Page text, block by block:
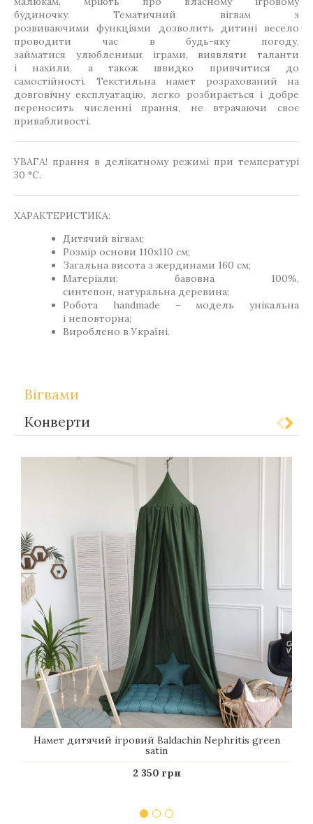
будиночку. Тематичний вігвам з
розвиваючими функціями дозволить дитині весело
проводити час в будь-яку погоду,
займатися улюбленими іграми, виявляти таланти
і нахили, а також швидко привчитися до
самостійності. Текстильна намет розрахований на
довговічну експлуатацію, легко розбирається і добре
переносить численні прання, не втрачаючи своє
привабливості.
УВАГА! прання в делікатному режимі при температурі
30 °C.
ХАРАКТЕРИСТИКА:
Дитячий вігвам;
Розмір основи 110х110 см;
Загальна висота з жердинами 160 см;
Матеріали: бавовна 100%,
синтепон, натуральна деревина;
Робота handmade – модель унікальна
і неповторна;
Вироблено в Україні.
Вігвами
Конверти
Намет дитячий ігровий Вaldachin Nephritis green
satin
2 350 грн